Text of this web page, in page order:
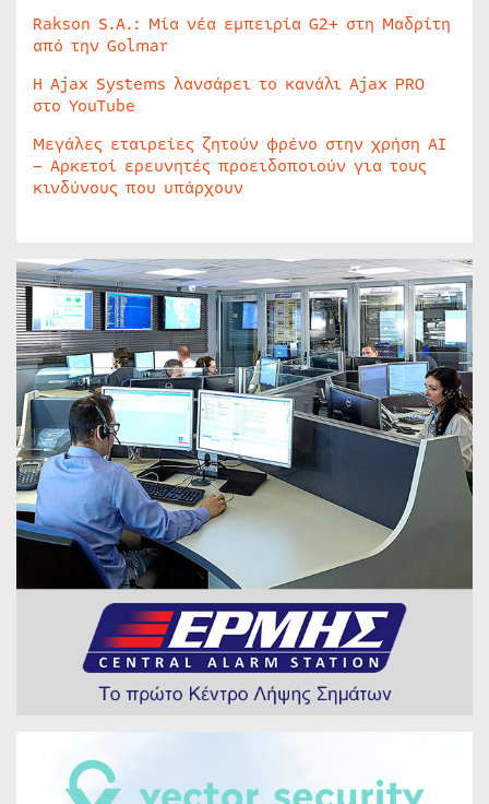
Rakson S.A.: Μία νέα εμπειρία G2+ στη Μαδρίτη
από την Golmar
Η Ajax Systems λανσάρει το κανάλι Ajax PRO
στο YouTube
Μεγάλες εταιρείες ζητούν φρένο στην χρήση AI
– Αρκετοί ερευνητές προειδοποιούν για τους
κινδύνους που υπάρχουν